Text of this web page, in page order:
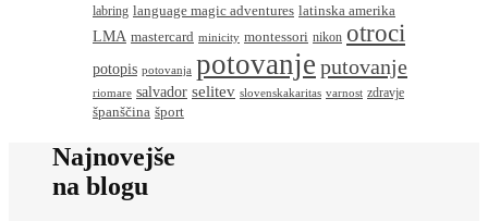
labring language magic adventures latinska amerika
LMA mastercard minicity montessori nikon otroci
potopis potovanja potovanje putovanje
riomare salvador selitev slovenskakaritas varnost zdravje
španščina šport
Najnovejše
na blogu